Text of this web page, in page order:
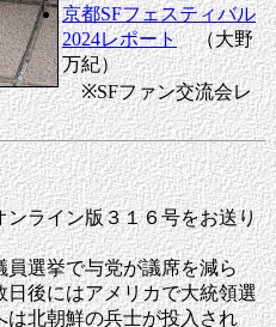
京都SFフェスティバル
2024レポート（大野
万紀）
※SFファン交流会レ
ンライン版３１６号をお送り
員選挙で与党が議席を減ら
日後にはアメリカで大統領選
は北朝鮮の兵士が投入され